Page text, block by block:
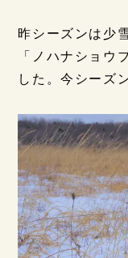
昨シーズンは少
「ノハナショウ
した。今シーズ